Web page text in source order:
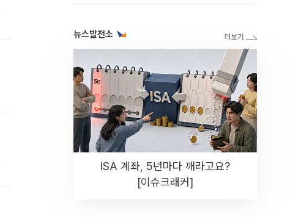
뉴스발전소
ISA 계좌, 5년마다 깨라고요?
[이슈크래커]